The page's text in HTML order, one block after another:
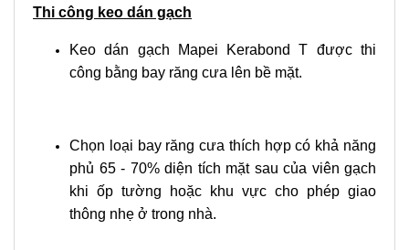
Thi công keo dán gạch
Keo dán gạch Mapei Kerabond T được thi
công bằng bay răng cưa lên bề mặt.
Chọn loại bay răng cưa thích hợp có khả năng
phủ 65 - 70% diện tích mặt sau của viên gạch
khi ốp tường hoặc khu vực cho phép giao
thông nhẹ ở trong nhà.